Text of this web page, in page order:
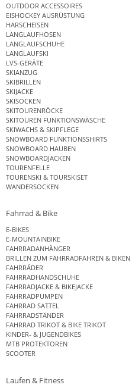
OUTDOOR ACCESSOIRES
EISHOCKEY AUSRÜSTUNG
HARSCHEISEN
LANGLAUFHOSEN
LANGLAUFSCHUHE
LANGLAUFSKI
LVS-GERÄTE
SKIANZUG
SKIBRILLEN
SKIJACKE
SKISOCKEN
SKITOURENRÖCKE
SKITOUREN FUNKTIONSWÄSCHE
SKIWACHS & SKIPFLEGE
SNOWBOARD FUNKTIONSSHIRTS
SNOWBOARD HAUBEN
SNOWBOARDJACKEN
TOURENFELLE
TOURENSKI & TOURSKISET
WANDERSOCKEN
Fahrrad & Bike
E-BIKES
E-MOUNTAINBIKE
FAHRRADANHÄNGER
BRILLEN ZUM FAHRRADFAHREN & BIKEN
FAHRRÄDER
FAHRRADHANDSCHUHE
FAHRRADJACKE & BIKEJACKE
FAHRRADPUMPEN
FAHRRAD SATTEL
FAHRRADSTÄNDER
FAHRRAD TRIKOT & BIKE TRIKOT
KINDER- & JUGENDBIKES
MTB PROTEKTOREN
SCOOTER
Laufen & Fitness